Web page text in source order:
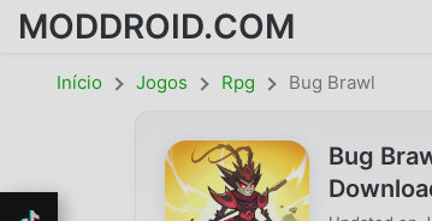
MODDROID.COM
Início Jogos Rpg Bug Brawl
Bug